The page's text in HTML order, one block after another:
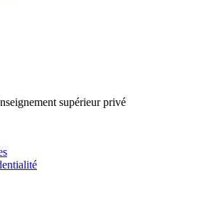
supérieur privé